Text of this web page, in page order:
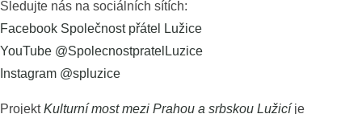
Sledujte nás na sociálních sítích:
Facebook Společnost přátel Lužice
YouTube @SpolecnostpratelLuzice
Instagram @spluzice
ProjektKulturní most mezi Prahou a srbskou Lužicíje